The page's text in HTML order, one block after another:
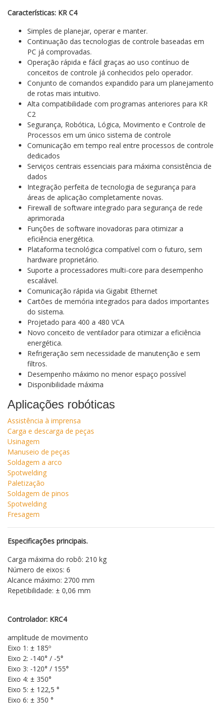
Características: KR C4
Simples de planejar, operar e manter.
Continuação das tecnologias de controle baseadas em
PC já comprovadas.
Operação rápida e fácil graças ao uso contínuo de
conceitos de controle já conhecidos pelo operador.
Conjunto de comandos expandido para um planejamento
de rotas mais intuitivo.
Alta compatibilidade com programas anteriores para KR
C2
Segurança, Robótica, Lógica, Movimento e Controle de
Processos em um único sistema de controle
Comunicação em tempo real entre processos de controle
dedicados
Serviços centrais essenciais para máxima consistência de
dados
Integração perfeita de tecnologia de segurança para
áreas de aplicação completamente novas.
Firewall de software integrado para segurança de rede
aprimorada
Funções de software inovadoras para otimizar a
eficiência energética.
Plataforma tecnológica compatível com o futuro, sem
hardware proprietário.
Suporte a processadores multi-core para desempenho
escalável.
Comunicação rápida via Gigabit Ethernet
Cartões de memória integrados para dados importantes
do sistema.
Projetado para 400 a 480 VCA
Novo conceito de ventilador para otimizar a eficiência
energética.
Refrigeração sem necessidade de manutenção e sem
filtros.
Desempenho máximo no menor espaço possível
Disponibilidade máxima
Aplicações robóticas
Assistência à imprensa
Carga e descarga de peças
Usinagem
Manuseio de peças
Soldagem a arco
Spotwelding
Paletização
Soldagem de pinos
Spotwelding
Fresagem
Especificações principais.
Carga máxima do robô: 210 kg
Número de eixos: 6
Alcance máximo: 2700 mm
Repetibilidade: ± 0,06 mm
Controlador: KRC4
amplitude de movimento
Eixo 1: ± 185º
Eixo 2: -140° / -5°
Eixo 3: -120° / 155°
Eixo 4: ± 350°
Eixo 5: ± 122,5 °
Eixo 6: ± 350 °